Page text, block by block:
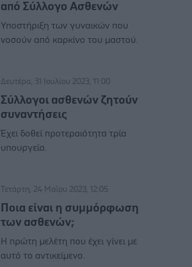
από Σύλλογο Ασθενών
Υποστήριξη των γυναικών που
νοσούν από καρκίνο του μαστού.
Δευτέρα, 31 Ιουλίου 2023, 11:00
Σύλλογοι ασθενών ζητούν
συναντήσεις
Έχει δοθεί προτεραιότητα τρία
υπουργεία.
Τετάρτη, 24 Μαΐου 2023, 12:05
Ποια είναι η συμμόρφωση
των ασθενών;
Η πρώτη μελέτη που έχει γίνει με
αυτό το αντικείμενο.